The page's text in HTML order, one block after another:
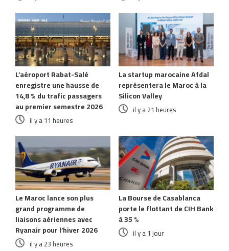
L’aéroport Rabat-Salé
enregistre une hausse de
14,8 % du trafic passagers
au premier semestre 2026
il y a 11 heures
La startup marocaine Afdal
représentera le Maroc à la
Silicon Valley
il y a 21 heures
Le Maroc lance son plus
grand programme de
liaisons aériennes avec
Ryanair pour l’hiver 2026
il y a 23 heures
La Bourse de Casablanca
porte le flottant de CIH Bank
à 35 %
il y a 1 jour